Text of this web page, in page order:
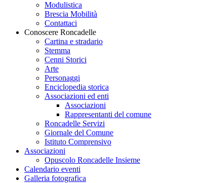
Modulistica
Brescia Mobilità
Contattaci
Conoscere Roncadelle
Cartina e stradario
Stemma
Cenni Storici
Arte
Personaggi
Enciclopedia storica
Associazioni ed enti
Associazioni
Rappresentanti del comune
Roncadelle Servizi
Giornale del Comune
Istituto Comprensivo
Associazioni
Opuscolo Roncadelle Insieme
Calendario eventi
Galleria fotografica